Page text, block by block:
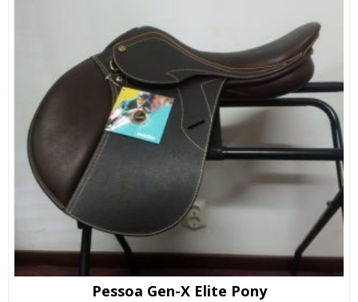
Pessoa Gen-X Elite Pony